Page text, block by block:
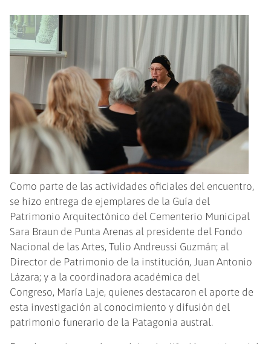
Como parte de las actividades oficiales del encuentro,
se hizo entrega de ejemplares de la Guía del
Patrimonio Arquitectónico del Cementerio Municipal
Sara Braun de Punta Arenas al presidente del Fondo
Nacional de las Artes, Tulio Andreussi Guzmán; al
Director de Patrimonio de la institución, Juan Antonio
Lázara; y a la coordinadora académica del
Congreso, María Laje, quienes destacaron el aporte de
esta investigación al conocimiento y difusión del
patrimonio funerario de la Patagonia austral.